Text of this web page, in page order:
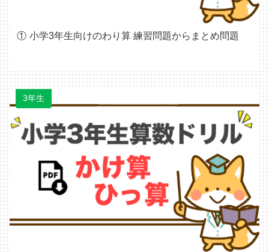
小学3年生向けのわり算 練習問題からまとめ問題
3年生